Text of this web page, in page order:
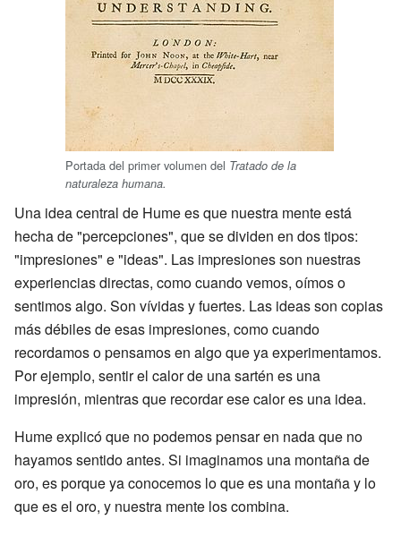
Portada del primer volumen del Tratado de la
naturaleza humana.
Una idea central de Hume es que nuestra mente está
hecha de "percepciones", que se dividen en dos tipos:
"impresiones" e "ideas". Las impresiones son nuestras
experiencias directas, como cuando vemos, oímos o
sentimos algo. Son vívidas y fuertes. Las ideas son copias
más débiles de esas impresiones, como cuando
recordamos o pensamos en algo que ya experimentamos.
Por ejemplo, sentir el calor de una sartén es una
impresión, mientras que recordar ese calor es una idea.
Hume explicó que no podemos pensar en nada que no
hayamos sentido antes. Si imaginamos una montaña de
oro, es porque ya conocemos lo que es una montaña y lo
que es el oro, y nuestra mente los combina.